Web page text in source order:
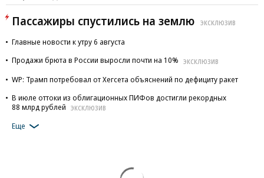
Пассажиры спустились на землю ЭКСКЛЮЗИВ
Главные новости к утру 6 августа
Продажи брюта в России выросли почти на 10%
ЭКСКЛЮЗИВ
WP: Трамп потребовал от Хегсета объяснений по дефициту ракет
В июле оттоки из облигационных ПИФов достигли рекордных
88 млрд рублей
ЭКСКЛЮЗИВ
Еще